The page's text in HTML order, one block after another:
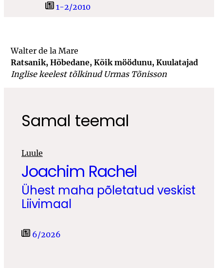
1-2/2010
Walter de la Mare
Ratsanik, Hõbedane, Kõik möödunu, Kuulatajad
Inglise keelest tõlkinud Urmas Tõnisson
Samal teemal
Luule
Joachim Rachel
Ühest maha põletatud veskist
Liivimaal
6/2026